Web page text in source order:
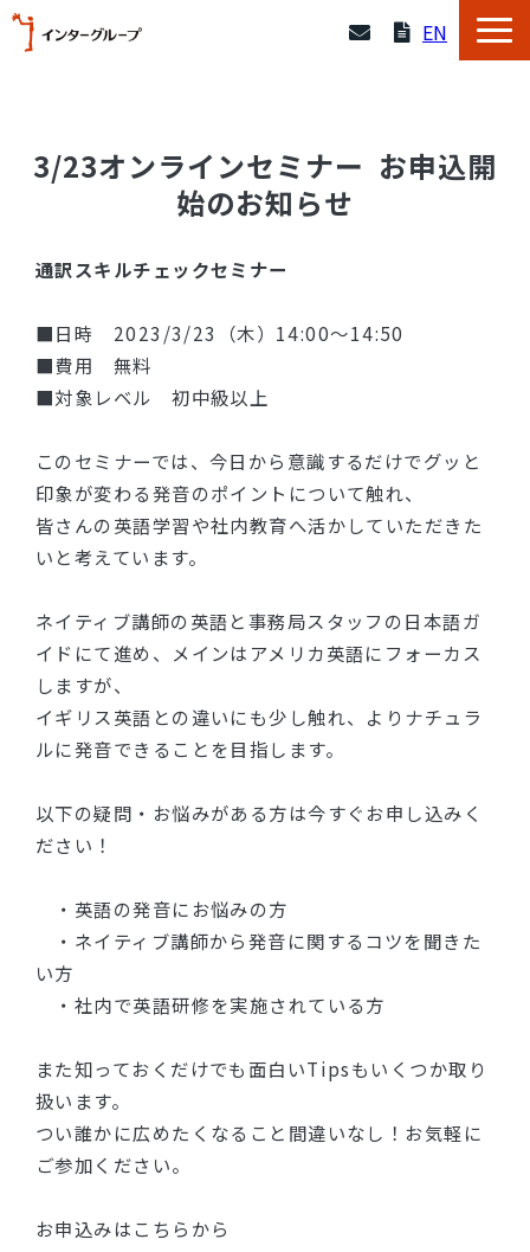
EN
採用情報
導入事例
セミナー
ブログ
3/23オンラインセミナー  お申込開
始のお知らせ
通訳スキルチェックセミナー
■日時 2023/3/23（木）14:00～14:50
■費用 無料
■対象レベル 初中級以上
このセミナーでは、今日から意識するだけでグッと
印象が変わる発音のポイントについて触れ、
皆さんの英語学習や社内教育へ活かしていただきた
いと考えています。
ネイティブ講師の英語と事務局スタッフの日本語ガ
イドにて進め、メインはアメリカ英語にフォーカス
しますが、
イギリス英語との違いにも少し触れ、よりナチュラ
ルに発音できることを目指します。
以下の疑問・お悩みがある方は今すぐお申し込みく
ださい！
・英語の発音にお悩みの方
・ネイティブ講師から発音に関するコツを聞きた
い方
・社内で英語研修を実施されている方
また知っておくだけでも面白いTipsもいくつか取り
扱います。
つい誰かに広めたくなること間違いなし！お気軽に
ご参加ください。
お申込みはこちらから